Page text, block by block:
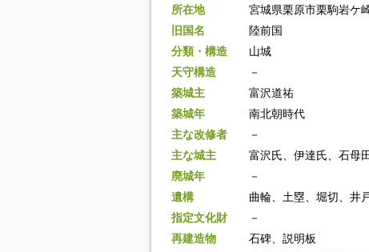
所在地
宮城県栗原市栗駒岩ケ
旧国名
陸前国
分類・構造
山城
天守構造
－
築城主
富沢道祐
築城年
南北朝時代
主な改修者
－
主な城主
富沢氏、伊達氏、石母
廃城年
－
遺構
曲輪、土塁、堀切、井
指定文化財
－
再建造物
石碑、説明板